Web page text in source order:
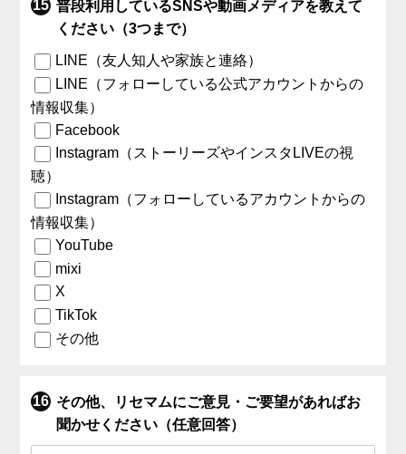
普段利用しているSNSや動画メディアを教えて
ください（3つまで）
LINE（友人知人や家族と連絡）
LINE（フォローしている公式アカウントからの
情報収集）
Facebook
Instagram（ストーリーズやインスタLIVEの視
聴）
Instagram（フォローしているアカウントからの
情報収集）
YouTube
mixi
X
TikTok
その他
その他、リセマムにご意見・ご要望があればお
聞かせください（任意回答）